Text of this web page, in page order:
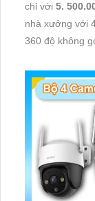
chỉ với 5.
nhà xưởng với
360 độ không